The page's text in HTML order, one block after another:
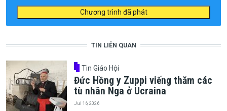
Chương trình đã phát
TIN LIÊN QUAN
Tin Giáo Hội
Đức Hồng y Zuppi viếng thăm các
tù nhân Nga ở Ucraina
Jul 16, 2026